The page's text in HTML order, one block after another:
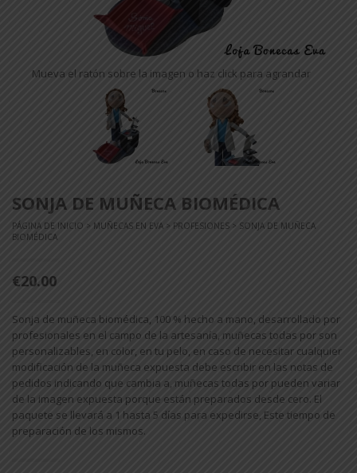
Mueva el ratón sobre la imagen o haz click para agrandar
SONJA DE MUÑECA BIOMÉDICA
PÁGINA DE INICIO > MUÑECAS EN EVA > PROFESIONES > SONJA DE MUÑECA
BIOMÉDICA
€20.00
Sonja de muñeca biomédica, 100 % hecho a mano, desarrollado por
profesionales en el campo de la artesanía, muñecas todas por son
personalizables, en color, en tu pelo, en caso de necesitar cualquier
modificación de la muñeca expuesta debe escribir en las notas de
pedidos indicando que cambia a, muñecas todas por pueden variar
de la imagen expuesta porque están preparados desde cero. El
paquete se llevará a 1 hasta 5 días para expedirse, Este tiempo de
preparación de los mismos.